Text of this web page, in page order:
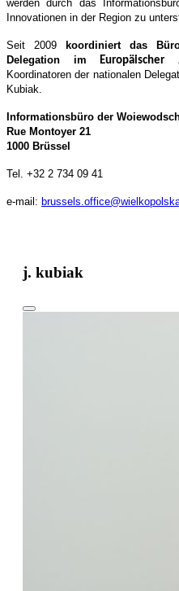
werden durch das
Innovationen in der Region zu
Seit 2009
koordiniert das
Delegation im
Europäischer
Koordinatoren der nationalen
Kubiak.
Informationsbüro der
Rue Montoyer 21
1000 Brüssel
Tel. +32 2 734 09 41
e-mail:
j. kubiak